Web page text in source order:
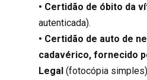
• Certidão de óbito da
autenticada).
• Certidão de auto de
cadavérico, fornecido
Legal (fotocópia